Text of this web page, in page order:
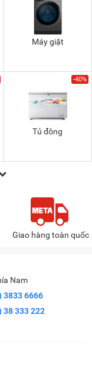
Máy giặt
-40%
Tủ đông
Giao hàng toàn quốc
Nam
3833 6666
38 333 222